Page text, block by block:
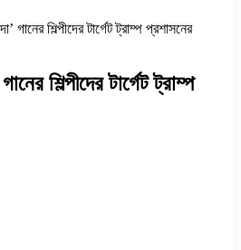
গানের শিল্পীদের টার্গেট ট্রাম্প প্রশাসনের
শিল্পীদের টার্গেট ট্রাম্প